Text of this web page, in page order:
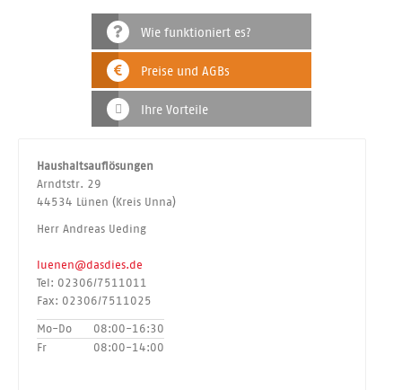
Wie funktioniert es?
Preise und AGBs
Ihre Vorteile
Haushaltsauflösungen
Arndtstr. 29
44534 Lünen (Kreis Unna)
Herr Andreas Ueding
luenen@dasdies.de
Tel: 02306/7511011
Fax: 02306/7511025
Mo-Do 08:00-16:30
Fr
08:00-14:00